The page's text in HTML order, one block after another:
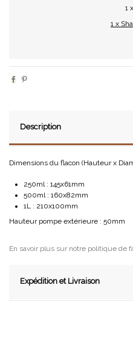
1
1 x
Description
Dimensions du flacon (Hauteur x
250ml : 145x61mm
500ml : 160x82mm
1L : 210x100mm
Hauteur pompe extérieure : 50mm
En savoir plus sur notre politique de
Expédition et Livraison